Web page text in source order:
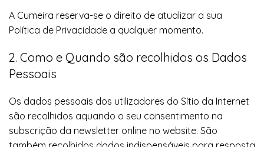
A Cumeira reserva-se o direito de atualizar a sua
Política de Privacidade a qualquer momento.
2. Como e Quando são recolhidos os Dados
Pessoais
Os dados pessoais dos utilizadores do Sítio da Internet
são recolhidos aquando o seu consentimento na
subscrição da newsletter online no website. São